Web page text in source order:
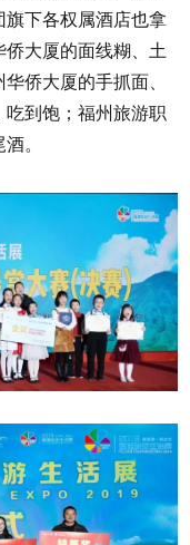
下各权属酒店也拿
大厦的面线糊、土
侨大厦的手抓面、
到饱；福州旅游职
。